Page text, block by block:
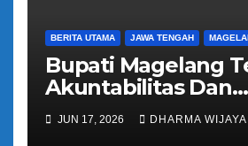
BERITA UTAMA JAWA TENGAH
Bupati Magelang
Akuntabilitas Dan
Tranparansi
Bantuan Keuangan
JUN 17, 2026 DHARMA WIJAYA